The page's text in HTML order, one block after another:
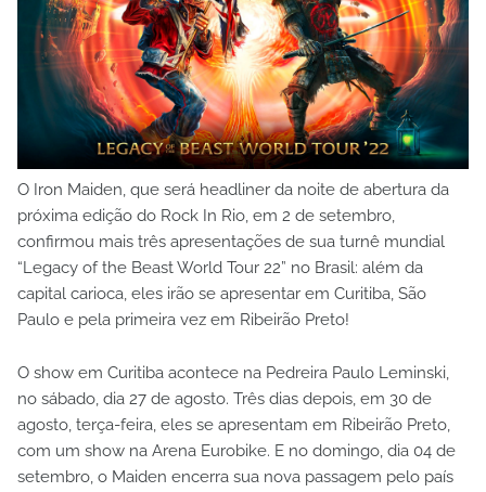
O Iron Maiden, que será headliner da noite de abertura da
próxima edição do Rock In Rio, em 2 de setembro,
confirmou mais três apresentações de sua turnê mundial
“Legacy of the Beast World Tour 22” no Brasil: além da
capital carioca, eles irão se apresentar em Curitiba, São
Paulo e pela primeira vez em Ribeirão Preto!
O show em Curitiba acontece na Pedreira Paulo Leminski,
no sábado, dia 27 de agosto. Três dias depois, em 30 de
agosto, terça-feira, eles se apresentam em Ribeirão Preto,
com um show na Arena Eurobike. E no domingo, dia 04 de
setembro, o Maiden encerra sua nova passagem pelo país